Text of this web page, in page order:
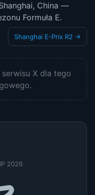
China —
Formuła E.
Shanghai E-Prix R2 →
X dla tego
2026